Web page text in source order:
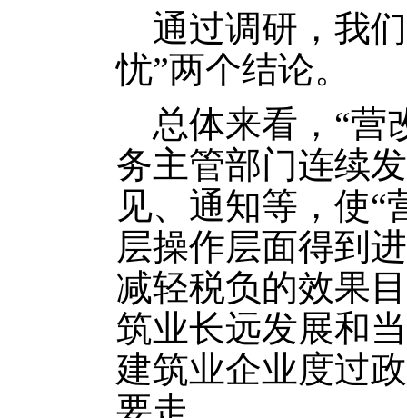
通过调研，我
忧”两个结论。
总体来看，“营
务主管部门连续
见、通知等，使“
层操作层面得到
减轻税负的效果
筑业长远发展和
建筑业企业度过